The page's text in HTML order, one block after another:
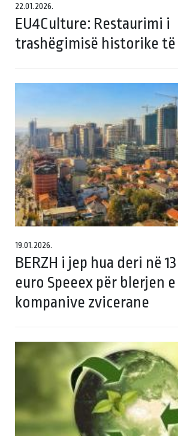
22.01.2026.
EU4Culture: Restaurimi i
trashëgimisë historike të
19.01.2026.
BERZH i jep hua deri në
euro Speeex për blerjen
kompanive zvicerane